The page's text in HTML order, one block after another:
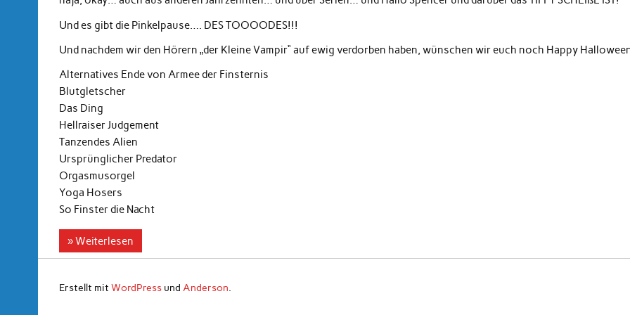
Und es gibt die Pinkelpause…. DES TOOOODES!!!
Und nachdem wir den Hörern „der Kleine Vampir“ auf ewig verdorben haben, wünschen wir euch noch Happy
Alternatives Ende von Armee der Finsternis
Blutgletscher
Das Ding
Hellraiser Judgement
Tanzendes Alien
Ursprünglicher Predator
Orgasmusorgel
Yoga Hosers
So Finster die Nacht
» Weiterlesen
Erstellt mitWordPress undAnderson.